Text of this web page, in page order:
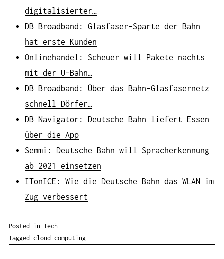
digitalisierter…
DB Broadband: Glasfaser-Sparte der Bahn
hat erste Kunden
Onlinehandel: Scheuer will Pakete nachts
mit der U-Bahn…
DB Broadband: Über das Bahn-Glasfasernetz
schnell Dörfer…
DB Navigator: Deutsche Bahn liefert Essen
über die App
Semmi: Deutsche Bahn will Spracherkennung
ab 2021 einsetzen
ITonICE: Wie die Deutsche Bahn das WLAN im
Zug verbessert
Posted in Tech
Tagged cloud computing